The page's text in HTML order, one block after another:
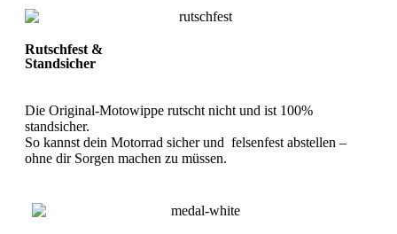
Rutschfest &
Standsicher
Die Original-Motowippe rutscht nicht und ist 100%
standsicher.
So kannst dein Motorrad sicher und felsenfest abstellen –
ohne dir Sorgen machen zu müssen.